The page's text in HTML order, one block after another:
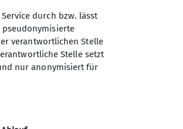
Tutzing des
Alpenvereins e.V.
durch bzw. lässt
verantwortlichen Stelle
Stelle setzt
nur anonymisiert für